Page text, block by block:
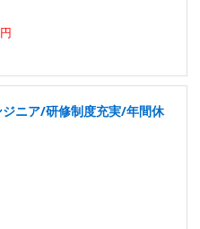
ニア/研修制度充実/年間休